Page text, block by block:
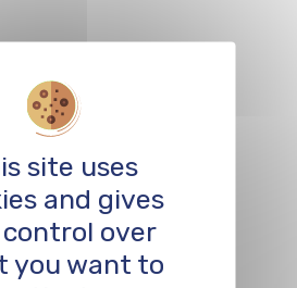
for
– fiction
films
site uses
and gives
over
you want to